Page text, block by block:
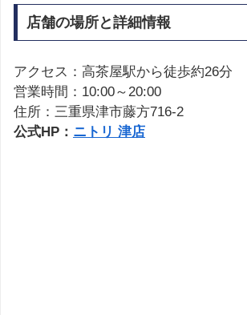
店舗の場所と詳細情報
アクセス：高茶屋駅から徒歩約26分
営業時間：10:00～20:00
住所：三重県津市藤方716-2
公式HP： ニトリ 津店